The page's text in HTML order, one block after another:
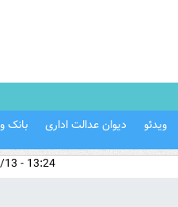
ویدئو دیوان عدالت اداری بانک
13:24 - 1396/09/13